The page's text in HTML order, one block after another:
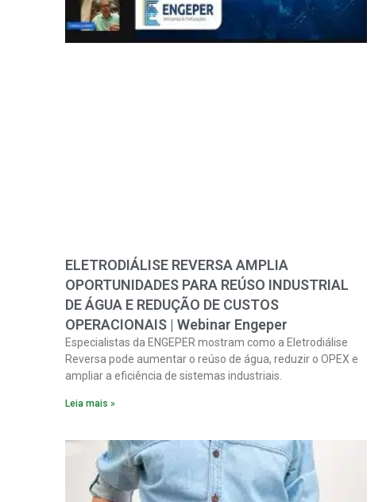
ELETRODIÁLISE REVERSA AMPLIA
OPORTUNIDADES PARA REÚSO INDUSTRIAL
DE ÁGUA E REDUÇÃO DE CUSTOS
OPERACIONAIS | Webinar Engeper
Especialistas da ENGEPER mostram como a Eletrodiálise
Reversa pode aumentar o reúso de água, reduzir o OPEX e
ampliar a eficiência de sistemas industriais.
Leia mais »